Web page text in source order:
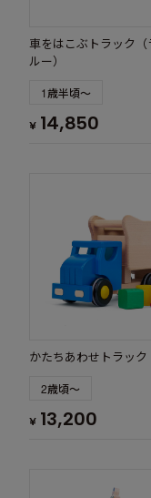
車をはこぶトラック
ルー）
1歳半頃～
¥ 14,850
かたちあわせトラック
2歳頃～
¥ 13,200